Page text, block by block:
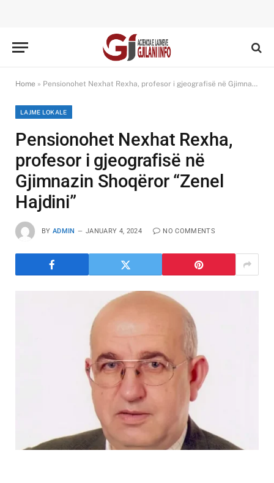
Home » Pensionohet Nexhat Rexha, profesor i gjeografisë në Gjimnazin Shoqëror “Zenel Hajdini”
LAJME LOKALE
Pensionohet Nexhat Rexha,
profesor i gjeografisë në
Gjimnazin Shoqëror “Zenel
Hajdini”
BY ADMIN JANUARY 4, 2024 NO COMMENTS